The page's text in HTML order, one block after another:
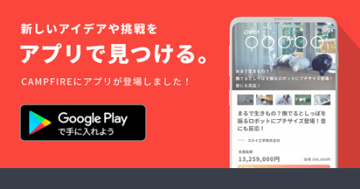
※製作す
るプラ
モデル
はジャ
ンル問
お好き
なもの
をご用
意くだ
※オンラ
ダウン
ロー
ド、ロ
グイン
をお済
ませく
ださ
い。 ※
メッ
セージ
程をご
めご了
承くだ
さい。
ク）」
からお
選びく
ださ
い。 ※T
シャツ
のサイ
ズはS、
M、L、
XXL、
XXXLか
らお選